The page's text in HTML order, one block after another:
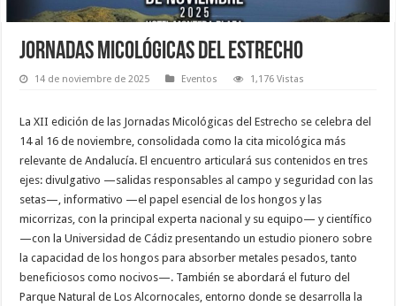
Jornadas Micológicas del Estrecho
14 de noviembre de 2025 Eventos 1,176 Vistas
La XII edición de las Jornadas Micológicas del Estrecho se celebra del
14 al 16 de noviembre, consolidada como la cita micológica más
relevante de Andalucía. El encuentro articulará sus contenidos en tres
ejes: divulgativo —salidas responsables al campo y seguridad con las
setas—, informativo —el papel esencial de los hongos y las
micorrizas, con la principal experta nacional y su equipo— y científico
—con la Universidad de Cádiz presentando un estudio pionero sobre
la capacidad de los hongos para absorber metales pesados, tanto
beneficiosos como nocivos—. También se abordará el futuro del
Parque Natural de Los Alcornocales, entorno donde se desarrolla la